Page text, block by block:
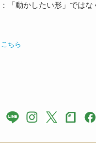
：「動かしたい形」では
こちら